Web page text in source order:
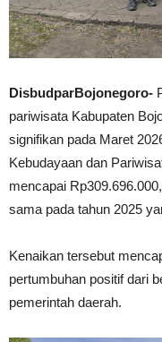
DisbudparBojonegoro-
pariwisata Kabupaten
signifikan pada Maret
Kebudayaan dan
mencapai
sama pada tahun 2025
Kenaikan tersebut
pertumbuhan positif dari
pemerintah daerah.